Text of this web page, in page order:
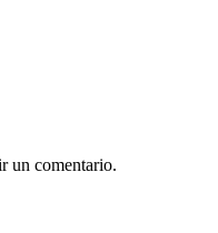
un comentario.